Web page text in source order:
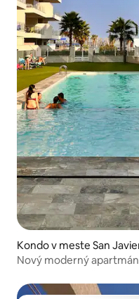
Kondo v meste San
Nový moderný apartmán